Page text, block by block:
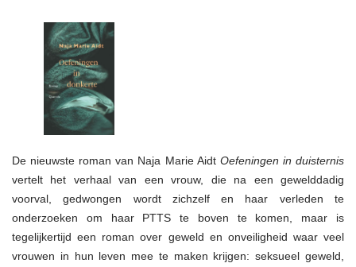
De nieuwste roman van Naja Marie Aidt Oefeningen in duisternis
vertelt het verhaal van een vrouw, die na een gewelddadig
voorval, gedwongen wordt zichzelf en haar verleden te
onderzoeken om haar PTTS te boven te komen, maar is
tegelijkertijd een roman over geweld en onveiligheid waar veel
vrouwen in hun leven mee te maken krijgen: seksueel geweld,